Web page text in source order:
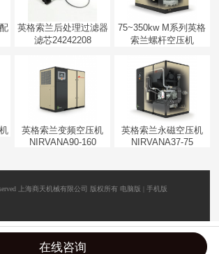
英格索兰后处理过滤器
滤芯24242208
75~350kw M系列英格
索兰螺杆空压机
英格索兰变频空压机
NIRVANA90-160
英格索兰永磁空压机
NIRVANA37-75
上海商天机械有限公司 版权所有 电脑版 手机版
在线咨询